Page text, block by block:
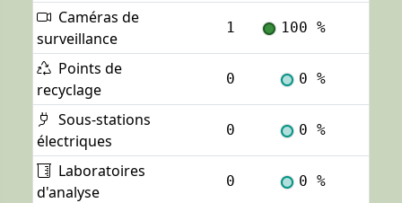
Caméras de
surveillance
1 100 %
Points de
recyclage
0 0 %
Sous-stations
électriques
0 0 %
Laboratoires
d'analyse
0 0 %